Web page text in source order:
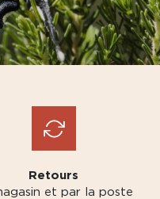
Retours
et par la poste